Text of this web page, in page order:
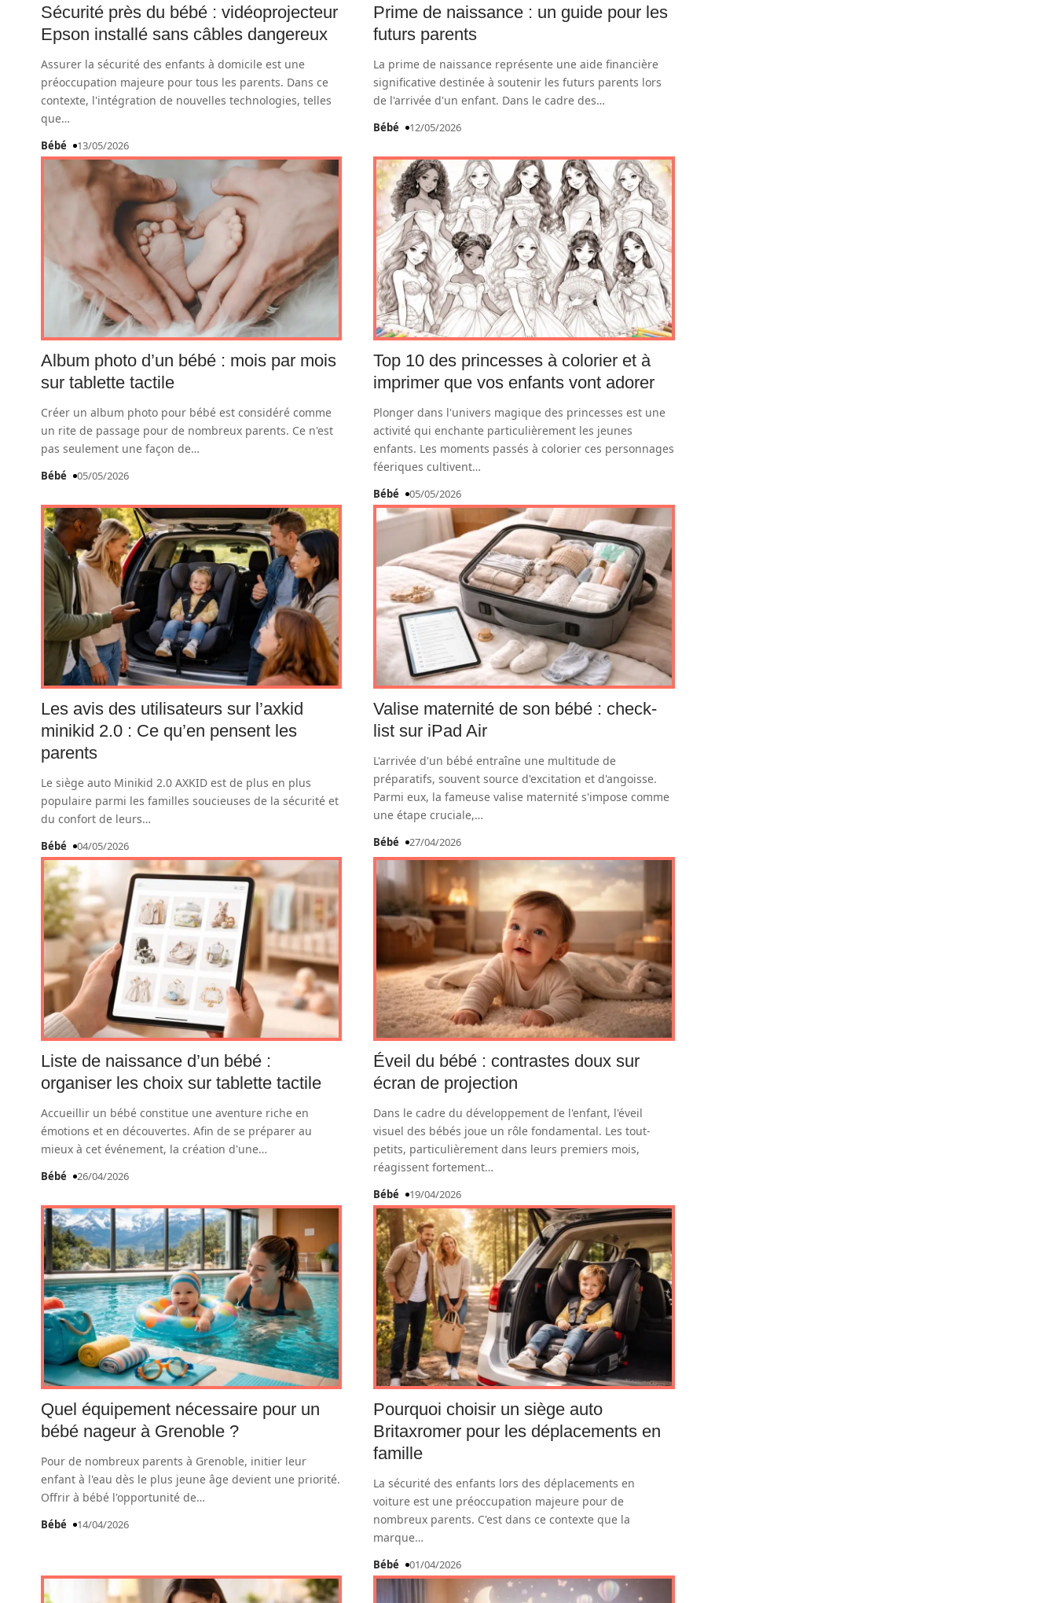
Sécurité près du bébé : vidéoprojecteur
Epson installé sans câbles dangereux
Assurer la sécurité des enfants à domicile est une
préoccupation majeure pour tous les parents. Dans ce
contexte, l'intégration de nouvelles technologies, telles
que…
Bébé 13/05/2026
Prime de naissance : un guide pour les
futurs parents
La prime de naissance représente une aide financière
significative destinée à soutenir les futurs parents lors
de l'arrivée d'un enfant. Dans le cadre des…
Bébé 12/05/2026
Album photo d’un bébé : mois par mois
sur tablette tactile
Créer un album photo pour bébé est considéré comme
un rite de passage pour de nombreux parents. Ce n'est
pas seulement une façon de…
Bébé 05/05/2026
Top 10 des princesses à colorier et à
imprimer que vos enfants vont adorer
Plonger dans l'univers magique des princesses est une
activité qui enchante particulièrement les jeunes
enfants. Les moments passés à colorier ces personnages
féeriques cultivent…
Bébé 05/05/2026
Les avis des utilisateurs sur l’axkid
minikid 2.0 : Ce qu’en pensent les
parents
Le siège auto Minikid 2.0 AXKID est de plus en plus
populaire parmi les familles soucieuses de la sécurité et
du confort de leurs…
Bébé 04/05/2026
Valise maternité de son bébé : check-
list sur iPad Air
L'arrivée d'un bébé entraîne une multitude de
préparatifs, souvent source d'excitation et d'angoisse.
Parmi eux, la fameuse valise maternité s'impose comme
une étape cruciale,…
Bébé 27/04/2026
Liste de naissance d’un bébé :
organiser les choix sur tablette tactile
Accueillir un bébé constitue une aventure riche en
émotions et en découvertes. Afin de se préparer au
mieux à cet événement, la création d'une…
Bébé 26/04/2026
Éveil du bébé : contrastes doux sur
écran de projection
Dans le cadre du développement de l'enfant, l'éveil
visuel des bébés joue un rôle fondamental. Les tout-
petits, particulièrement dans leurs premiers mois,
réagissent fortement…
Bébé 19/04/2026
Quel équipement nécessaire pour un
bébé nageur à Grenoble ?
Pour de nombreux parents à Grenoble, initier leur
enfant à l'eau dès le plus jeune âge devient une priorité.
Offrir à bébé l'opportunité de…
Bébé 14/04/2026
Pourquoi choisir un siège auto
Britaxromer pour les déplacements en
famille
La sécurité des enfants lors des déplacements en
voiture est une préoccupation majeure pour de
nombreux parents. C'est dans ce contexte que la
marque…
Bébé 01/04/2026